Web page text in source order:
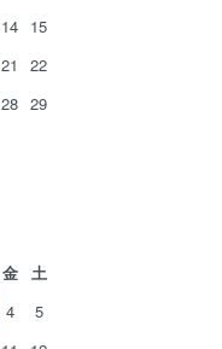
14 15
21
22
28 29
金
土
4
5